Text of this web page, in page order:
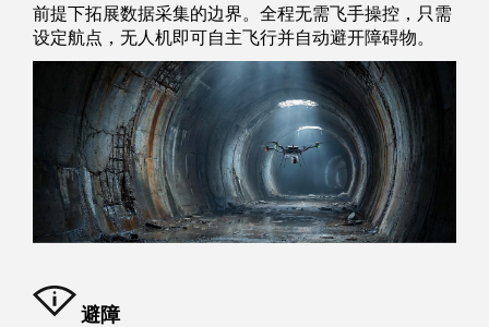
前提下拓展数据采集的边界。全程无需飞手操控，只需
设定航点，无人机即可自主飞行并自动避开障碍物。
避障